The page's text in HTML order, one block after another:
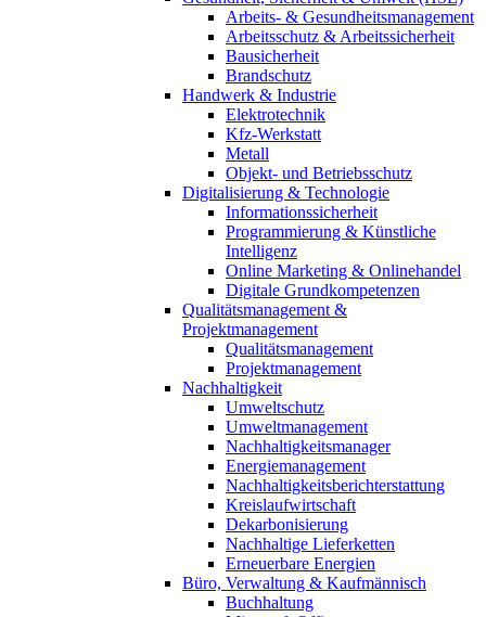
Arbeits- & Gesundheitsmanagement
Arbeitsschutz & Arbeitssicherheit
Bausicherheit
Brandschutz
Handwerk & Industrie
Elektrotechnik
Kfz-Werkstatt
Metall
Objekt- und Betriebsschutz
Digitalisierung & Technologie
Informationssicherheit
Programmierung & Künstliche
Intelligenz
Online Marketing & Onlinehandel
Digitale Grundkompetenzen
Qualitätsmanagement &
Projektmanagement
Qualitätsmanagement
Projektmanagement
Nachhaltigkeit
Umweltschutz
Umweltmanagement
Nachhaltigkeitsmanager
Energiemanagement
Nachhaltigkeitsberichterstattung
Kreislaufwirtschaft
Dekarbonisierung
Nachhaltige Lieferketten
Erneuerbare Energien
Büro, Verwaltung & Kaufmännisch
Buchhaltung